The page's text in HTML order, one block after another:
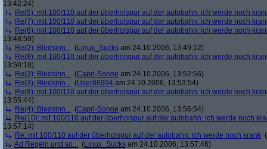
13:42:24)
Re(5): mit 100/110 auf der überholspur auf der autobahn: ich werde noch
Re(7): mit 100/110 auf der überholspur auf der autobahn: ich werde noch
Re(6): mit 100/110 auf der überholspur auf der autobahn: ich werde noch
13:48:59)
Re(2): Bledsinn... (Linux_Sucks am 24.10.2006, 13:49:12)
Re(8): mit 100/110 auf der überholspur auf der autobahn: ich werde noch
13:50:18)
Re(3): Bledsinn... (Capri-Sonne am 24.10.2006, 13:52:56)
Re(3): Bledsinn... (User86994 am 24.10.2006, 13:53:54)
Re(8): mit 100/110 auf der überholspur auf der autobahn: ich werde noch
13:55:44)
Re(4): Bledsinn... (Capri-Sonne am 24.10.2006, 13:56:54)
Re(10): mit 100/110 auf der überholspur auf der autobahn: ich werde noch
13:57:14)
Re: mit 100/110 auf der überholspur auf der autobahn: ich werde noch krank (
Ad Regeln und so... (Linux_Sucks am 24.10.2006, 13:57:46)